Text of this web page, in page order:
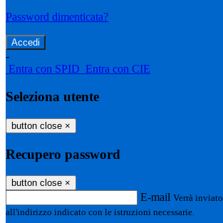
Password dimenticata?
-
Entra con SPID Entra con CIE
Seleziona utente
button close ×
Recupero password
button close ×
E-mail Verrà
all'indirizzo indicato con le istruzioni necessarie.